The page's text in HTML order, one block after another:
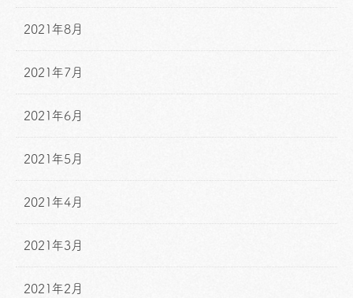
2021年8月
2021年7月
2021年6月
2021年5月
2021年4月
2021年3月
2021年2月